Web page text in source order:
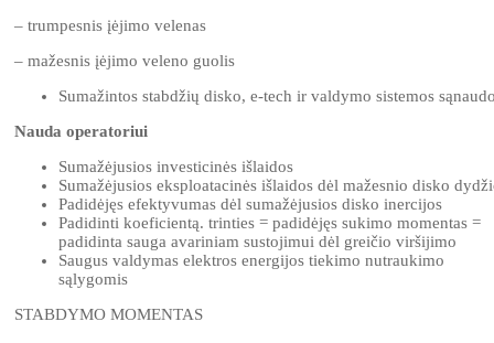
– trumpesnis įėjimo velenas
– mažesnis įėjimo veleno guolis
Sumažintos stabdžių disko, e-tech ir valdymo sistemos
Nauda operatoriui
Sumažėjusios investicinės išlaidos
Sumažėjusios eksploatacinės išlaidos dėl mažesnio disko
Padidėjęs efektyvumas dėl sumažėjusios disko inercijos
Padidinti koeficientą. trinties = padidėjęs sukimo momentas =
padidinta sauga avariniam sustojimui dėl greičio viršijimo
Saugus valdymas elektros energijos tiekimo nutraukimo
sąlygomis
STABDYMO MOMENTAS